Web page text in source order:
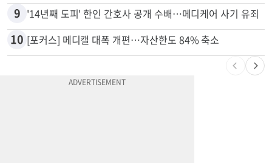
8 “경기 중단시켜!” 심판진 다급한 외침…폭염에 야구팬 쓰러졌다
9 '14년째 도피' 한인 간호사 공개 수배…메디케어 사기 유죄